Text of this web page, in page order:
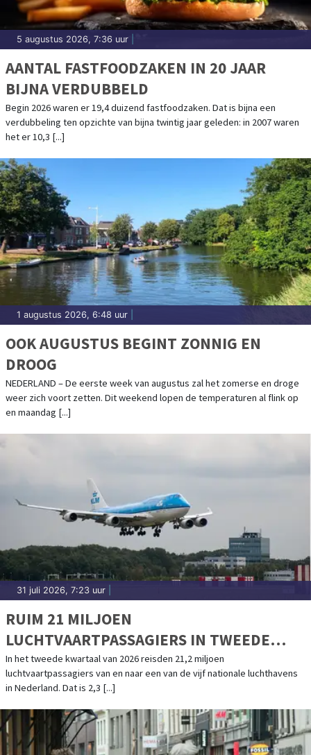
5 augustus 2026, 7:36 uur
AANTAL FASTFOODZAKEN IN 20 JAAR
BIJNA VERDUBBELD
Begin 2026 waren er 19,4 duizend fastfoodzaken. Dat is bijna een
verdubbeling ten opzichte van bijna twintig jaar geleden: in 2007 waren
het er 10,3 [...]
1 augustus 2026, 6:48 uur
OOK AUGUSTUS BEGINT ZONNIG EN
DROOG
NEDERLAND – De eerste week van augustus zal het zomerse en droge
weer zich voort zetten. Dit weekend lopen de temperaturen al flink op
en maandag [...]
31 juli 2026, 7:23 uur
RUIM 21 MILJOEN
LUCHTVAARTPASSAGIERS IN TWEEDE
KWARTAAL, WEL MINDER VLUCHTEN
In het tweede kwartaal van 2026 reisden 21,2 miljoen
luchtvaartpassagiers van en naar een van de vijf nationale luchthavens
in Nederland. Dat is 2,3 [...]